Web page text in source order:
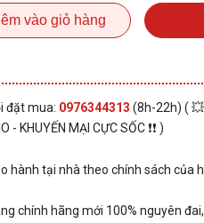
vào giỏ hàng
đặt mua: 0976344313 (8h-22h) ( 💥
- KHUYẾN MẠI CỰC SỐC ❗❗ )
hành tại nhà theo chính sách của
chính hãng mới 100% nguyên